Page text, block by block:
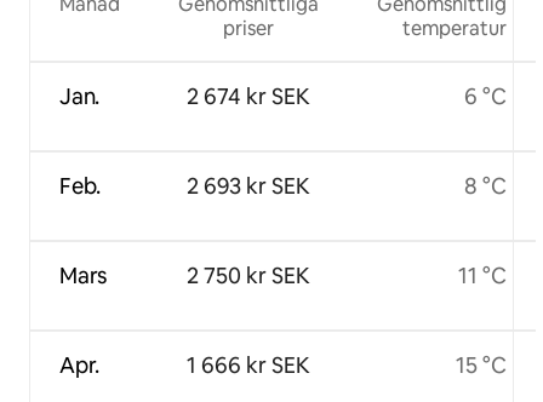
Jan.
Feb.
Mars
Apr.
priser
2 674 kr SEK
2 693 kr SEK
2 750 kr SEK
1 666 kr SEK
temperatur
6 °C
8 °C
11 °C
15 °C